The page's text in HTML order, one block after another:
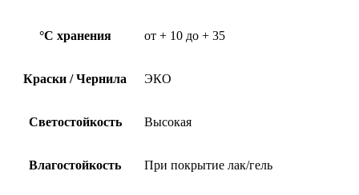
°C хранения от + 10 до + 35
Краски / Чернила ЭКО
Светостойкость Высокая
Влагостойкость При покрытие лак/гель